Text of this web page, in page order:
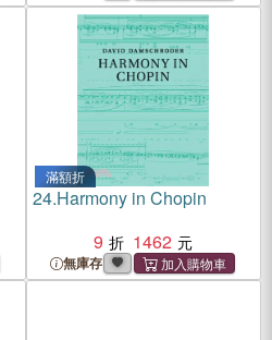
滿額折
24.Harmony in Chopin
9
1462
無庫存